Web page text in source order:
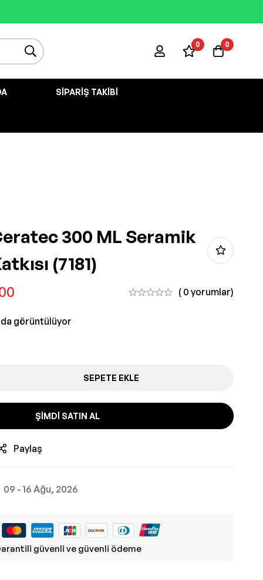
0 0
SIPARIŞ TAKIBI
300 ML Seramik
(7181)
( 0 yorumlar)
görüntülüyor
SEPETE EKLE
ŞIMDI SATIN AL
Paylaş
09 - 16 Ağu, 2026
güvenli ve güvenli ödeme